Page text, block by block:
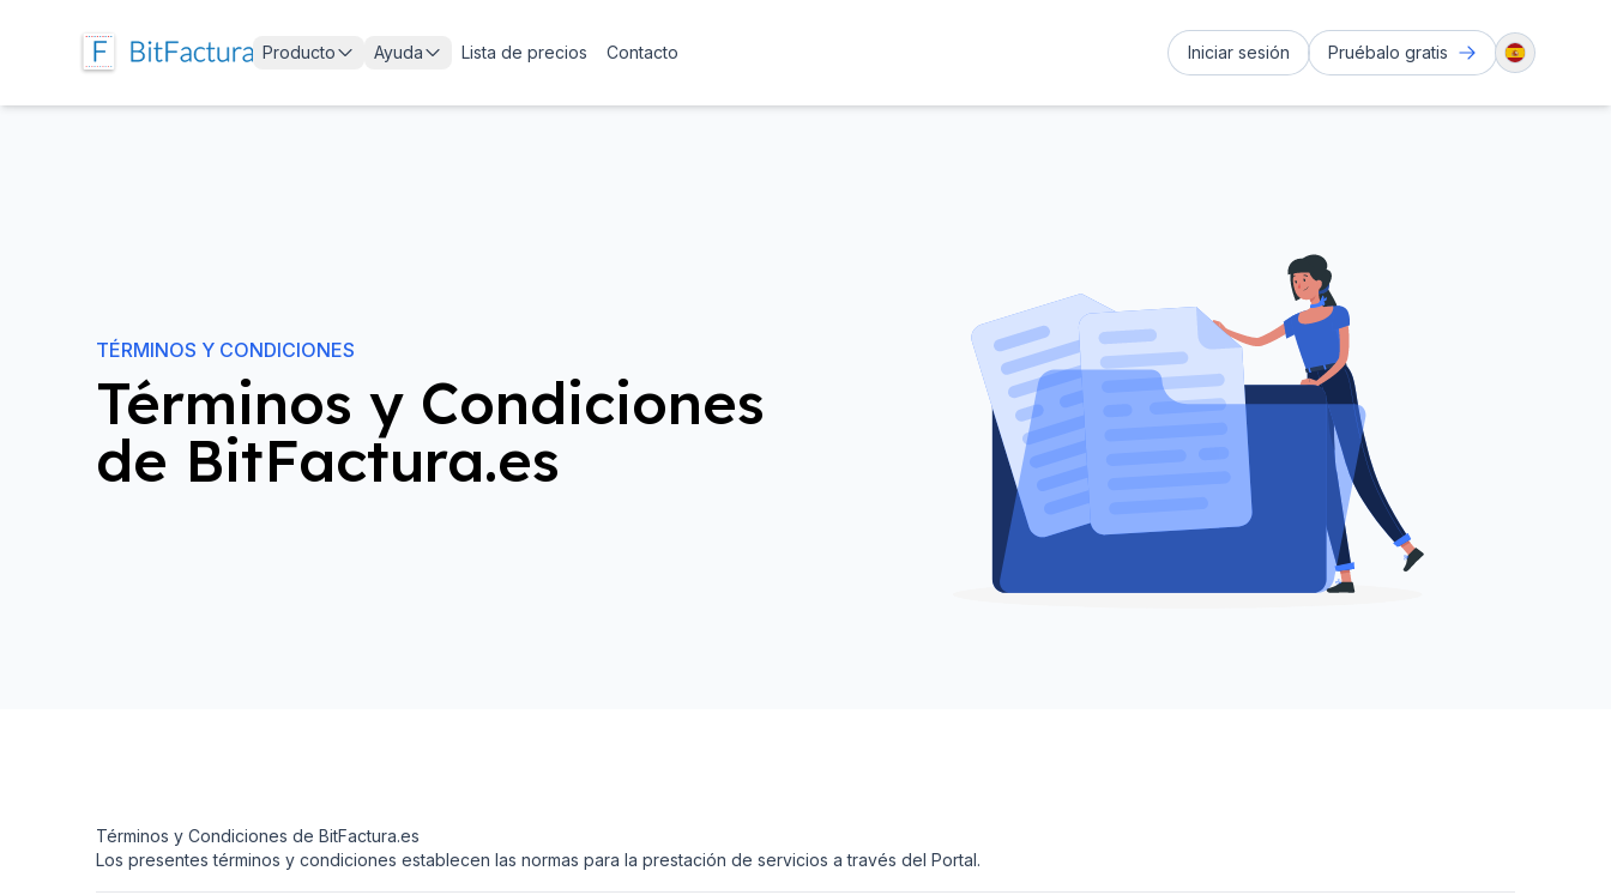
Producto Ayuda Lista de precios Contacto Iniciar sesión Pruébalo gratis
TÉRMINOS Y CONDICIONES
Términos y Condiciones
de BitFactura.es
Términos y Condiciones de BitFactura.es
Los presentes términos y condiciones establecen las normas para la prestación de servicios a través del Portal.